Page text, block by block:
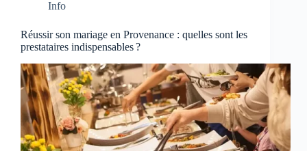
Info
Réussir son mariage en Provenance : quelles sont les
prestataires indispensables ?